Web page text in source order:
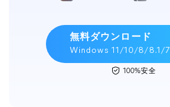
無料ダウンロード
Windows 11/10/8/8.1/7
100%安全